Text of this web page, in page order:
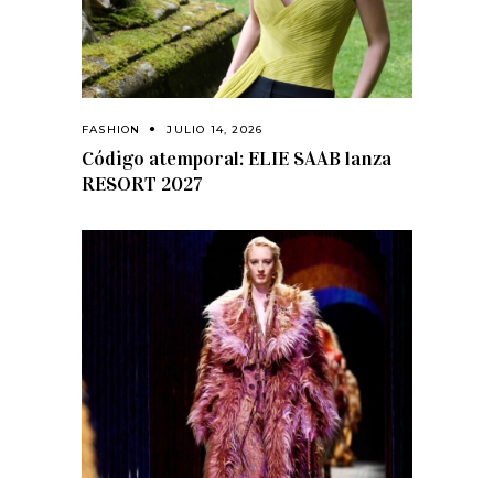
FASHION JULIO 14, 2026
Código atemporal: ELIE SAAB lanza
RESORT 2027